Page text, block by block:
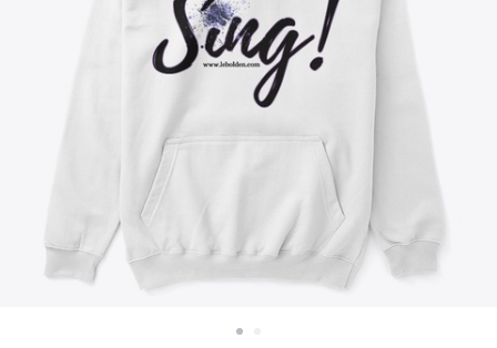
Verkoop overal
Verkoop alles
Women's Classic Tee
US$ 24,99
Classic Long Sleeve Tee
US$ 28,99